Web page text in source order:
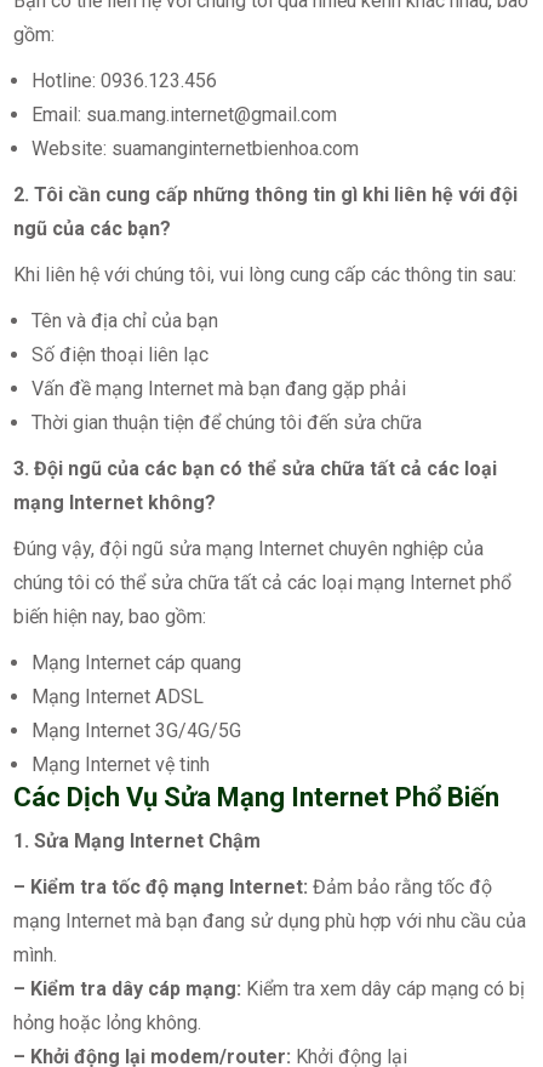
gồm:
Hotline: 0936.123.456
Email: sua.mang.internet@gmail.com
Website: suamanginternetbienhoa.com
2. Tôi cần cung cấp những thông tin gì khi liên hệ với đội
ngũ của các bạn?
Khi liên hệ với chúng tôi, vui lòng cung cấp các thông tin sau:
Tên và địa chỉ của bạn
Số điện thoại liên lạc
Vấn đề mạng Internet mà bạn đang gặp phải
Thời gian thuận tiện để chúng tôi đến sửa chữa
3. Đội ngũ của các bạn có thể sửa chữa tất cả các loại
mạng Internet không?
Đúng vậy, đội ngũ sửa mạng Internet chuyên nghiệp của
chúng tôi có thể sửa chữa tất cả các loại mạng Internet phổ
biến hiện nay, bao gồm:
Mạng Internet cáp quang
Mạng Internet ADSL
Mạng Internet 3G/4G/5G
Mạng Internet vệ tinh
Các Dịch Vụ Sửa Mạng Internet Phổ Biến
1. Sửa Mạng Internet Chậm
– Kiểm tra tốc độ mạng Internet: Đảm bảo rằng tốc độ
mạng Internet mà bạn đang sử dụng phù hợp với nhu cầu của
mình.
– Kiểm tra dây cáp mạng: Kiểm tra xem dây cáp mạng có bị
hỏng hoặc lỏng không.
– Khởi động lại modem/router: Khởi động lại